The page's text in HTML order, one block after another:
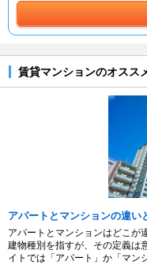
賃貸マンションのオスス
アパートとマンションの違い
アパートとマンションはどこが
建物種別を指すが、その定義は
イトでは「アパート」か「マン